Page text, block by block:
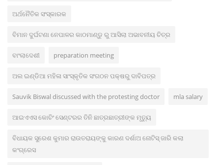
ଅର୍ଥନୈତିକ ସଂସ୍କାରକ
ବିମାନ ଦୁର୍ଘଟଣା ନେପାଳର କାଠମାଣ୍ଡୁ ରୁ ଆସିଲା ଅଭାବନୀୟ ଚିତ୍ର
ବାଂଲାଦେଶୀ preparation meeting
ଅଲ ଇଣ୍ଡିଆ ମହିଳା ସାଂସ୍କୃତିକ ସଂଗଠନ ପକ୍ଷରୁ ଦାବିପତ୍ର
Sauvik Biswal discussed with the protesting doctor mla salary
ଆଇଏଏସ କୋଚିଂ ସେଣ୍ଟରର ତିନି ଛାତ୍ରଛାତ୍ରୀଙ୍କ ମୃତ୍ୟୁ
ବିଧାୟକ ସୁରେଶ କୁମାର ରାଉତରାୟଙ୍କୁ କାରଣ ଦର୍ଶାଅ ନୋଟିସ୍ ଜାରି କଲା
କଂଗ୍ରେସ